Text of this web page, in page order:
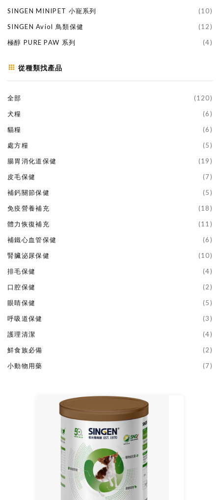
SINGEN MINIPET 小寵系列
(10)
SINGEN Aviol 鳥類保健
(12)
極醇 PURE PAW 系列
(4)
從種類找產品
全部
(120)
犬糧
(6)
貓糧
(6)
處方糧
(5)
腸胃消化道保健
(19)
皮毛保健
(7)
補鈣關節保健
(5)
免疫營養補充
(18)
體力恢復補充
(11)
補鐵心血管保健
(6)
腎臟泌尿保健
(10)
排毛保健
(4)
口腔保健
(2)
眼睛保健
(5)
呼吸道保健
(3)
護理清潔
(4)
鮮食族必備
(2)
小動物用藥
(7)